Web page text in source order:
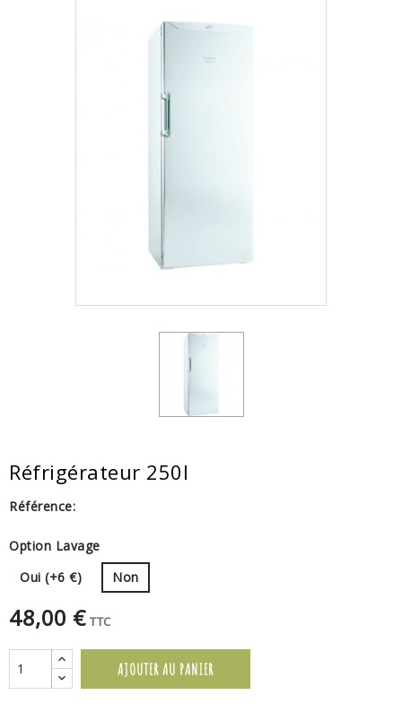
Réfrigérateur 250l
Référence:
Option Lavage
Oui (+6 €)
Non
48,00 € TTC
AJOUTER AU PANIER